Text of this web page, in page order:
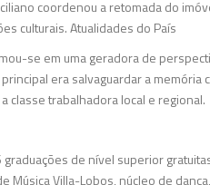
coordenou a retomada do
culturais. Atualidades do País
se em uma geradora de
era salvaguardar a
classe trabalhadora local e regional.
de nível superior
Música Villa-Lobos, núcleo de